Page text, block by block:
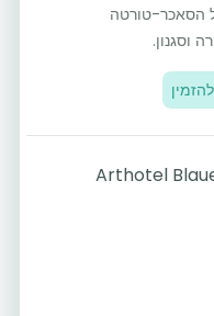
הסאכר-טורטה
וסגנון.
Arthotel